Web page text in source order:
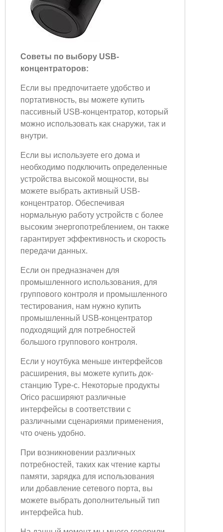
Советы по выбору USB-
концентраторов:
Если вы предпочитаете удобство и
портативность, вы можете купить
пассивный USB-концентратор, который
можно использовать как снаружи, так и
внутри.
Если вы используете его дома и
необходимо подключить определенные
устройства высокой мощности, вы
можете выбрать активный USB-
концентратор. Обеспечивая
нормальную работу устройств с более
высоким энергопотреблением, он также
гарантирует эффективность и скорость
передачи данных.
Если он предназначен для
промышленного использования, для
группового контроля и промышленного
тестирования, нам нужно купить
промышленный USB-концентратор
подходящий для потребностей
большого группового контроля.
Если у ноутбука меньше интерфейсов
расширения, вы можете купить док-
станцию Type-c. Некоторые продукты
Orico расширяют различные
интерфейсы в соответствии с
различными сценариями применения,
что очень удобно.
При возникновении различных
потребностей, таких как чтение карты
памяти, зарядка для использования
или добавление сетевого порта, вы
можете выбрать дополнительный тип
интерфейса hub.